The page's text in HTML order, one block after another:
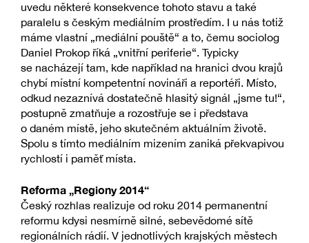
uvedu některé konsekvence tohoto stavu a také
paralelu s českým mediálním prostředím. I u nás totiž
máme vlastní „mediální pouště“ a to, čemu sociolog
Daniel Prokop říká „vnitřní periferie“. Typicky
se nacházejí tam, kde například na hranici dvou krajů
chybí místní kompetentní novináři a reportéři. Místo,
odkud nezaznívá dostatečně hlasitý signál „jsme tu!“,
postupně zmatňuje a rozostřuje se i představa
o daném místě, jeho skutečném aktuálním životě.
Spolu s tímto mediálním mizením zaniká překvapivou
rychlostí i paměť místa.
Reforma „Regiony 2014“
Český rozhlas realizuje od roku 2014 permanentní
reformu kdysi nesmírně silné, sebevědomé sítě
regionálních rádií. V jednotlivých krajských městech